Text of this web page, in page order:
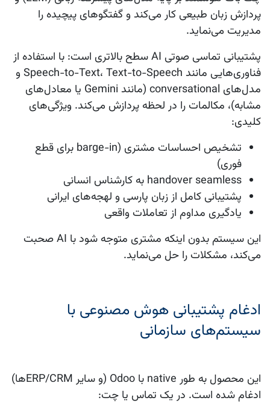
پردازش زبان طبیعی کار می‌کند و گفتگوهای پیچیده را
مدیریت می‌نماید.
پشتیبانی تماسی صوتی AI
سطح بالاتری است: با استفاده از
فناوری‌هایی مانند Speech-to-Text، Text-to-Speech و
مدل‌های conversational (مانند Gemini یا معادل‌های
مشابه)، مکالمات را در لحظه پردازش می‌کند. ویژگی‌های
کلیدی:
تشخیص احساسات مشتری (barge-in برای قطع
فوری)
handover seamless به کارشناس انسانی
پشتیبانی کامل از زبان پارسی و لهجه‌های ایرانی
یادگیری مداوم از تعاملات واقعی
این سیستم بدون اینکه مشتری متوجه شود با AI صحبت
می‌کند، مشکلات را حل می‌نماید.
ادغام پشتیبانی هوش مصنوعی با
سیستم‌های سازمانی
این محصول به طور native با Odoo
(و سایر ERP/CRMها)
ادغام شده است. در یک تماس یا چت: